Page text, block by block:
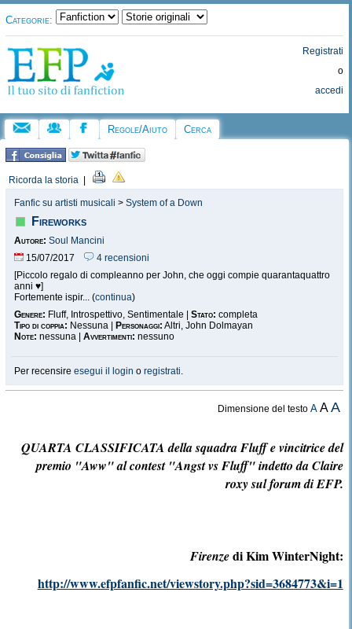
Categorie:
Registrati
o
accedi
Regole/Aiuto Cerca
Ricorda la storia
Fanfic su artisti musicali > System of a Down
Fireworks
Autore: Soul Mancini
15/07/2017
4 recensioni
[Piccolo regalo di compleanno per John, che oggi compie quarantaquattro
anni ♥]
Fortemente ispir... (continua)
Genere: Fluff, Introspettivo, Sentimentale | Stato: completa
Tipo di coppia: Nessuna | Personaggi: Altri, John Dolmayan
Note: nessuna | Avvertimenti: nessuno
Per recensire esegui il login o registrati.
Dimensione del testoA AA
QUARTA CLASSIFICATA della squadra Fluff e vincitrice del
premio "Aww" al contest "Angst vs Fluff" indetto da Claire
roxy sul forum di EFP.
Firenzedi Kim WinterNight:
http://www.efpfanfic.net/viewstory.php?sid=3684773&i=1